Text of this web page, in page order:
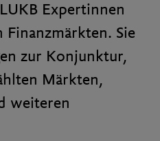
Expertinnen
Sie
zur Konjunktur,
Märkten,
weiteren